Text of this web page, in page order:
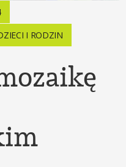
I RODZIN